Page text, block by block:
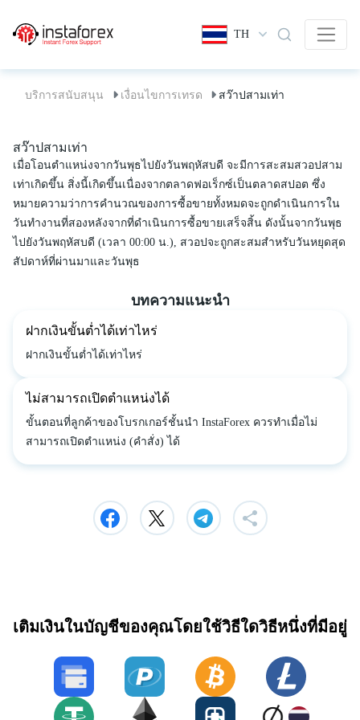
TH
บริการสนับสนุน เงื่อนไขการเทรด สว๊าปสามเท่า
สว๊าปสามเท่า
เมื่อโอนตำแหน่งจากวันพุธไปยังวันพฤหัสบดี จะมีการสะสมสวอปสาม
เท่าเกิดขึ้น สิ่งนี้เกิดขึ้นเนื่องจากตลาดฟอเร็กซ์เป็นตลาดสปอต ซึ่ง
หมายความว่าการคำนวณของการซื้อขายทั้งหมดจะถูกดำเนินการใน
วันทำงานที่สองหลังจากที่ดำเนินการซื้อขายเสร็จสิ้น ดังนั้นจากวันพุธ
ไปยังวันพฤหัสบดี (เวลา 00:00 น.), สวอปจะถูกสะสมสำหรับวันหยุดสุด
สัปดาห์ที่ผ่านมาและวันพุธ
บทความแนะนำ
ฝากเงินขั้นต่ำได้เท่าไหร่
ฝากเงินขั้นต่ำได้เท่าไหร่
ไม่สามารถเปิดตำแหน่งได้
ขั้นตอนที่ลูกค้าของโบรกเกอร์ชั้นนำ InstaForex ควรทำเมื่อไม่
สามารถเปิดตำแหน่ง (คำสั่ง) ได้
เติมเงินในบัญชีของคุณโดยใช้วิธีใดวิธีหนึ่งที่มีอยู่